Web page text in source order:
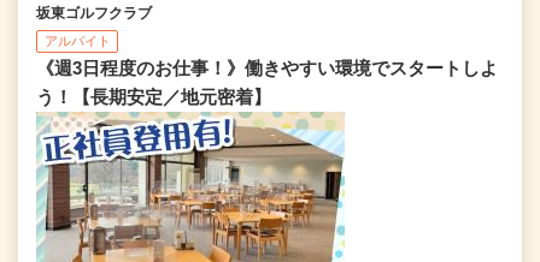
坂東ゴルフクラブ
アルバイト
《週3日程度のお仕事！》働きやすい環境でスタートしよ
う！【長期安定／地元密着】